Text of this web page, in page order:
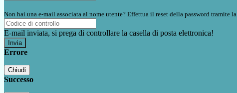
Non hai una e-mail associata al nome utente? Effettua il reset della password tramite la
E-mail inviata, si prega di controllare la casella di posta elettronica!
Errore
Chiudi
Successo